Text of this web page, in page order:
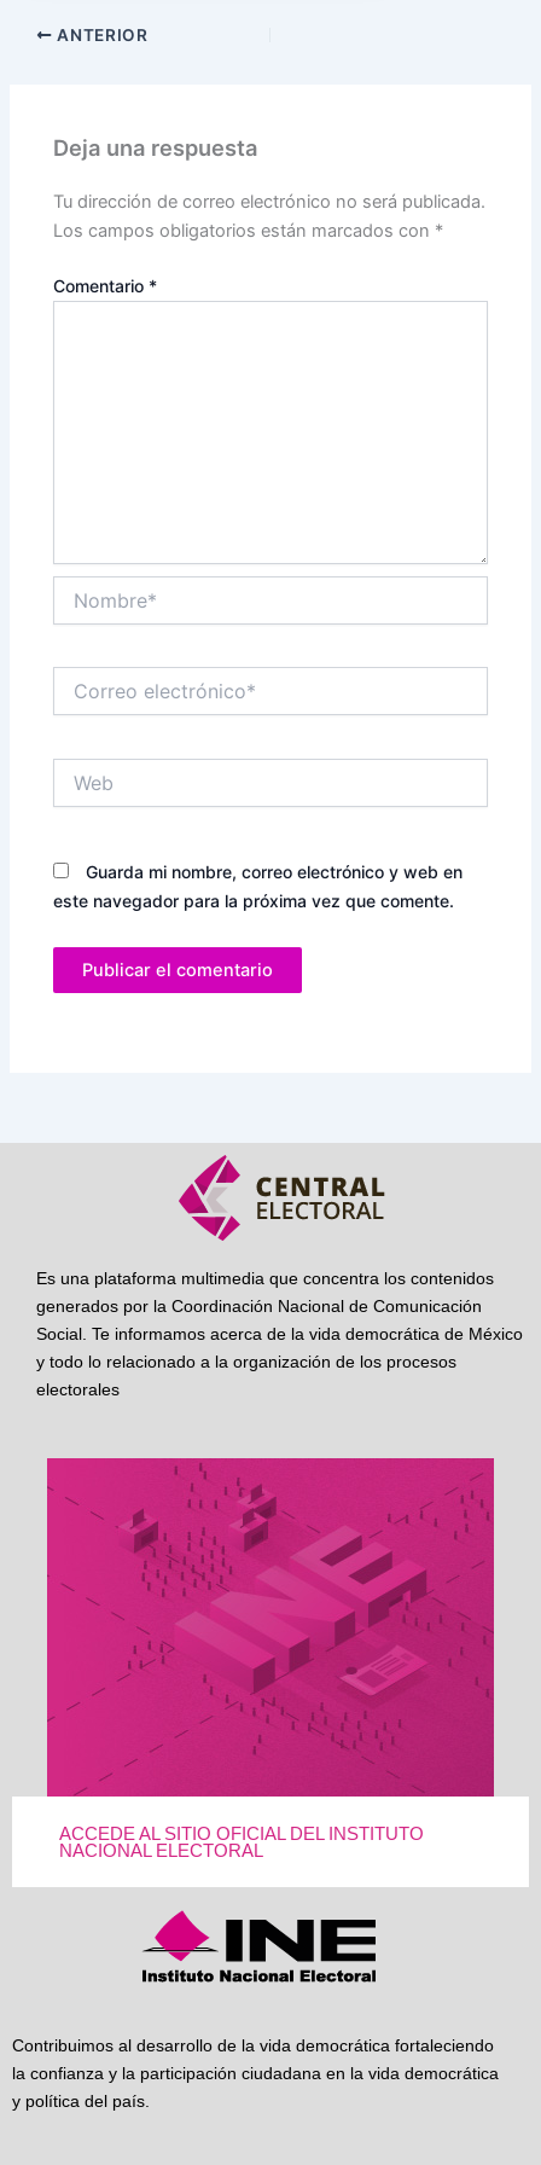
ANTERIOR
Deja una respuesta
Tu dirección de correo electrónico no será publicada.
Los campos obligatorios están marcados con *
Comentario *
electrónico*
Guarda mi nombre, correo electrónico y web en
este navegador para la próxima vez que comente.
Es una plataforma multimedia que concentra los contenidos
generados por la Coordinación Nacional de Comunicación
Social. Te informamos acerca de la vida democrática de México
y todo lo relacionado a la organización de los procesos
electorales
ACCEDE AL SITIO OFICIAL DEL INSTITUTO
NACIONAL ELECTORAL
Contribuimos al desarrollo de la vida democrática fortaleciendo
la confianza y la participación ciudadana en la vida democrática
y política del país.